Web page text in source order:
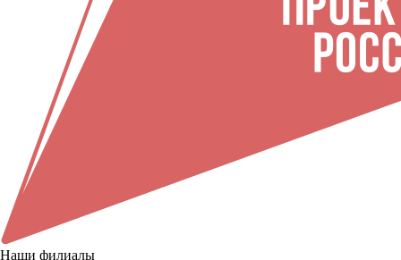
Наши филиалы